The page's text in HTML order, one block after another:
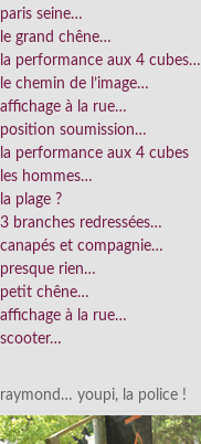
paris seine…
le grand chêne…
la performance aux 4 cubes…
le chemin de l’image…
affichage à la rue…
position soumission…
la performance aux 4 cubes
les hommes…
la plage ?
3 branches redressées…
canapés et compagnie…
presque rien…
petit chêne…
affichage à la rue…
scooter…
raymond… youpi, la police !